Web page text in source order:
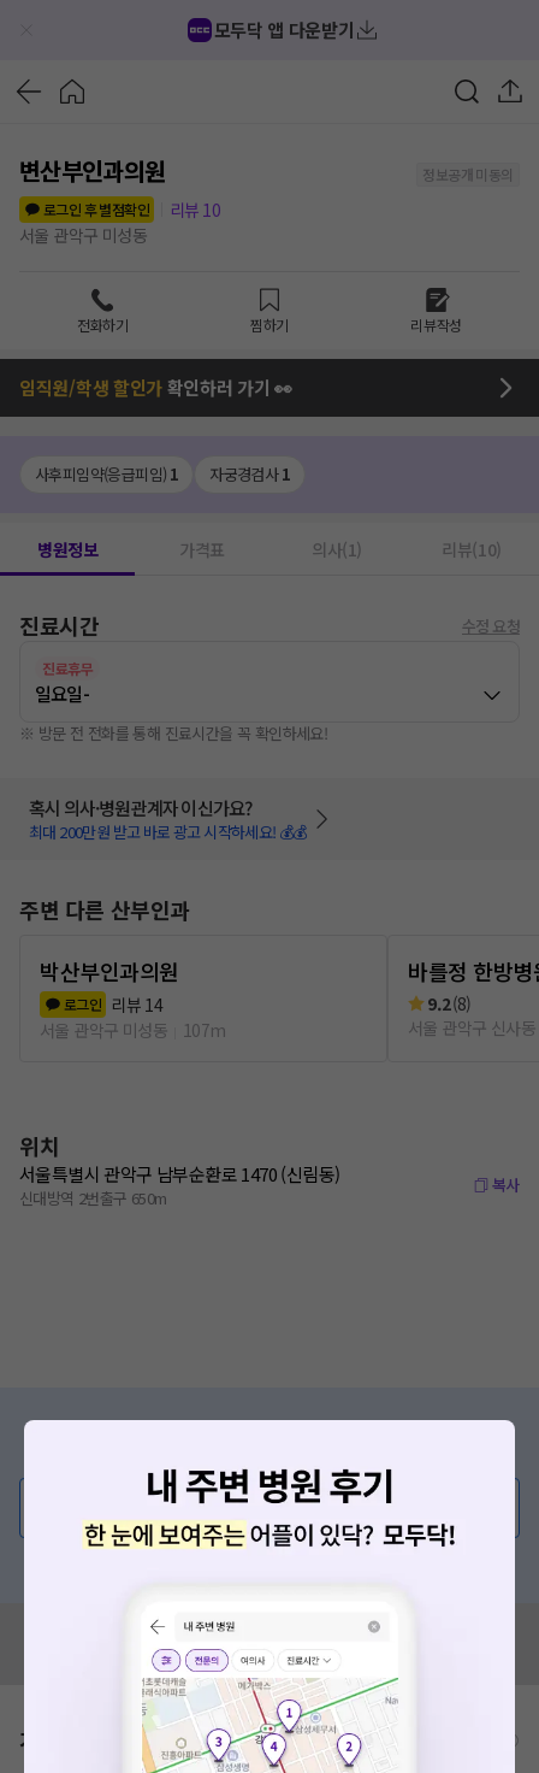
모두닥 앱 다운받기
변산부인과의원
정보공개 미동의
로그인 후 별점확인
리뷰 10
서울 관악구 미성동
전화하기 찜하기 리뷰작성
임직원/학생 할인가확인하러 가기 👀
사후피임약(응급피임) 1 자궁경검사1
병원정보 가격표 의사(1) 리뷰(10)
진료시간 수정 요청
진료휴무
일요일-
※ 방문 전 전화를 통해 진료시간을 꼭 확인하세요!
혹시 의사·병원관계자 이신가요?
최대 200만원 받고 바로 광고 시작하세요! 💰💰
주변 다른 산부인과
박산부인과의원
로그인 리뷰 14
서울 관악구 미성동
107m
바를정 한방병
9.2(8)
서울 관악구 신사동
위치
서울특별시 관악구 남부순환로 1470 (신림동)
신대방역 2번출구 650m
복사
의사가 직접 답해드려요!
💬 무엇이든 물어보세요
혹은, 의료상담 서비스에 다양한 게시글 보러가기
혹시 잘못된 병원정보가 있나요?
모두닥 팀에 알려주세요!
가격표 비급여/급여 진료란?